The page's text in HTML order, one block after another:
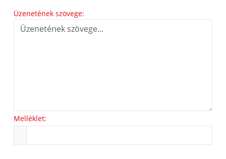
Üzenetének szövege:
Melléklet: